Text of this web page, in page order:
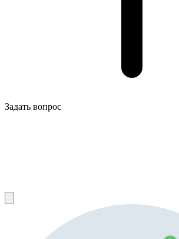
Задать вопрос